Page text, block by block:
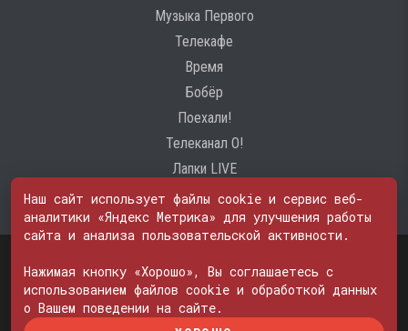
Музыка Первого
Телекафе
Время
Бобёр
Поехали!
Телеканал О!
Лапки LIVE
№ ФС 77 - 74600
© 2000—2026. Редакция телеканала «ПОБЕДА». Все права на любые
материалы, опубликованные на сайте, защищены. Любое
использование материалов возможно только с согласия Редакции
Наш сайт использует файлы cookie и сервис веб-
аналитики «Яндекс Метрика» для улучшения работы
сайта и анализа пользовательской активности.
Нажимая кнопку «Хорошо», Вы соглашаетесь с
использованием файлов cookie и обработкой данных
о Вашем поведении на сайте.